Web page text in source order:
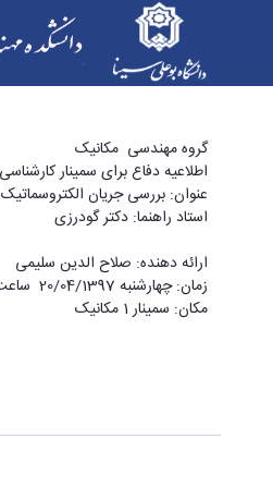
دفاع برای سمینار
و مهندسی
گروه مهندسی مکانیک
اطلاعیه دفاع برای سمینار
عنوان: بررسی جریان الکتروسماتیک
استاد راهنما: دکتر گودرزی
ارائه دهنده‌: صلاح الدین سلیمی
زمان: چهارشنبه 20/04/1397 ساعت 10:30
مکان: سمینار 1 مکانیک